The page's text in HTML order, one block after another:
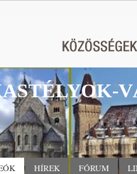
HÍREK FÓRUM